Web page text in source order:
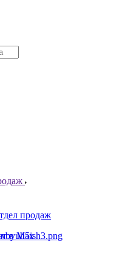
продаж
в Max